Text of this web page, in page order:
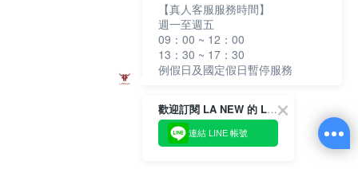
歡迎訂閱 LA NEW 的 LINE 官方帳號
連結 LINE 帳號
【真人客服服務時間】
週一至週五
09：00 ~ 12：00
13：30 ~ 17：30
例假日及國定假日暫停服務